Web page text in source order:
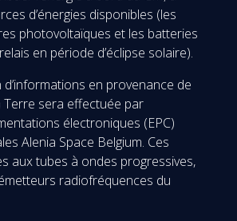
d’énergies disponibles (les
photovoltaïques et les batteries
en période d’éclipse solaire).
en provenance de
Terre sera effectuée par
électroniques (EPC)
Alenia Space Belgium. Ces
aux tubes à ondes progressives,
radiofréquences du